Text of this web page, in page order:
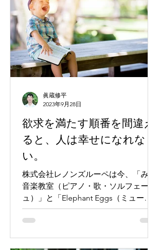
欲求を満たす順番を間違え
ると、人は幸せになれな
い。
株式会社レノンズルーペは今、「みゆ
音楽教室（ピアノ・歌・ソルフェージ
ュ）」と「Elephant Eggs（ミュージ
カル教室）」の２つの教室を運営して
います。どちらのページでも、子ども
眞蔵修平
2023年9月28日